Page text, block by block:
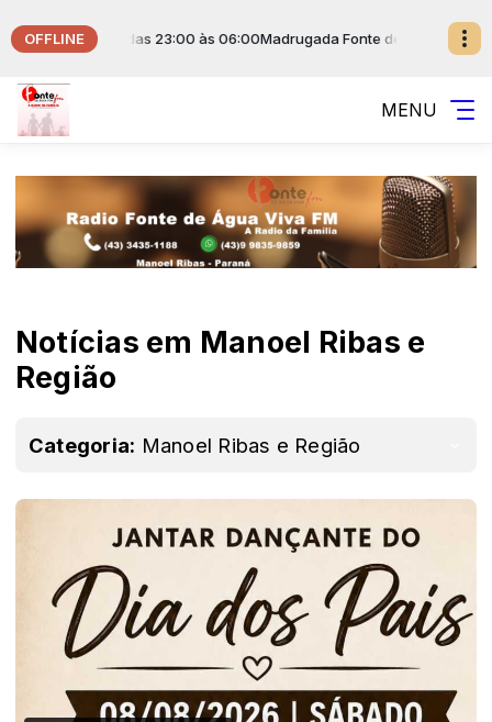
OFFLINE
da Fonte das 23:00 às 06:00Madrugada Fonte de Água Viva com
MENU
Notícias em Manoel Ribas e
Região
Categoria: Manoel Ribas e Região